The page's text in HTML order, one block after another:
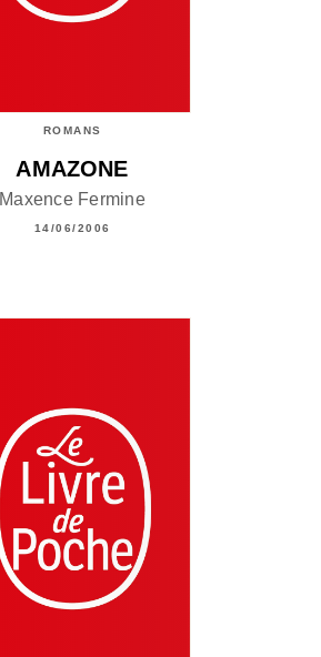
ROMANS
AMAZONE
Maxence Fermine
14/06/2006